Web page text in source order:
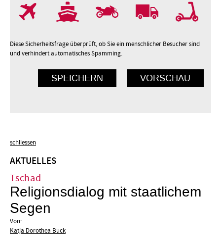
Diese Sicherheitsfrage überprüft, ob Sie ein menschlicher Besucher sind
und verhindert automatisches Spamming.
schliessen
AKTUELLES
Tschad
Religionsdialog mit staatlichem
Segen
Von:
Katja Dorothea Buck